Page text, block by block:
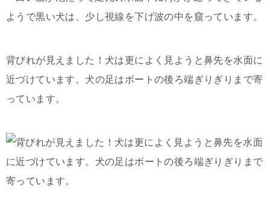
背びれが見えました！犬は更によく見ようと鼻先を水面に
近づけています。犬の足はボートの後ろ端ぎりぎりまで寄
っています。